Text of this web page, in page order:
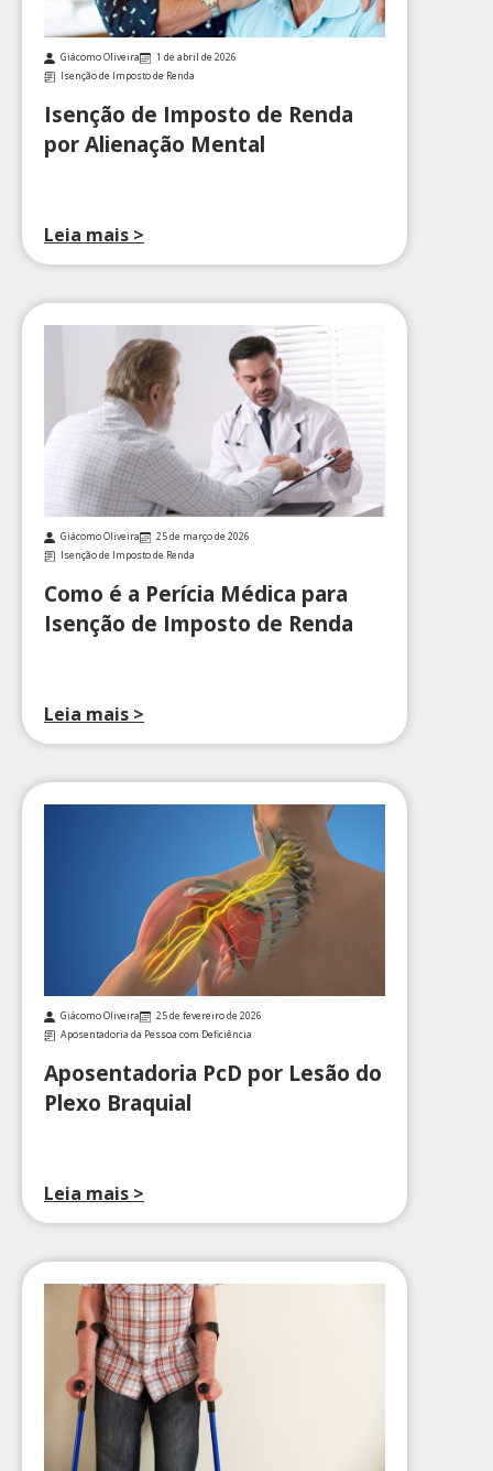
Giácomo Oliveira
1 de abril de 2026
Isenção de Imposto de Renda
Isenção de Imposto de Renda
por Alienação Mental
Leia mais >
Giácomo Oliveira
25 de março de 2026
Isenção de Imposto de Renda
Como é a Perícia Médica para
Isenção de Imposto de Renda
Leia mais >
Giácomo Oliveira
25 de fevereiro de 2026
Aposentadoria da Pessoa com Deficiência
Aposentadoria PcD por Lesão do
Plexo Braquial
Leia mais >